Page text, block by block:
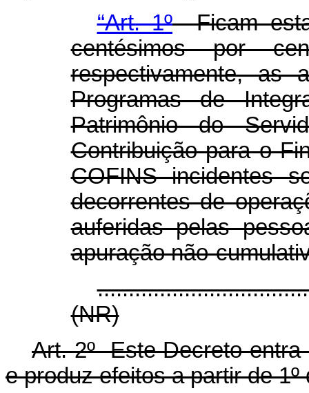
“Art. 1ºFicam
centésimos por
respectivamente, as
Programas de
Patrimônio do
Contribuição para o
COFINS incidentes
decorrentes de
auferidas pelas
apuração não-
(NR)
Art. 2º Este Decreto
e produz efeitos a partir de